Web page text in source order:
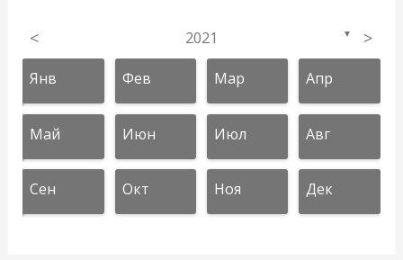
< 2021 ▼ >
Янв Фев Мар Апр
Май Июн Июл Авг
Сен Окт Ноя Дек